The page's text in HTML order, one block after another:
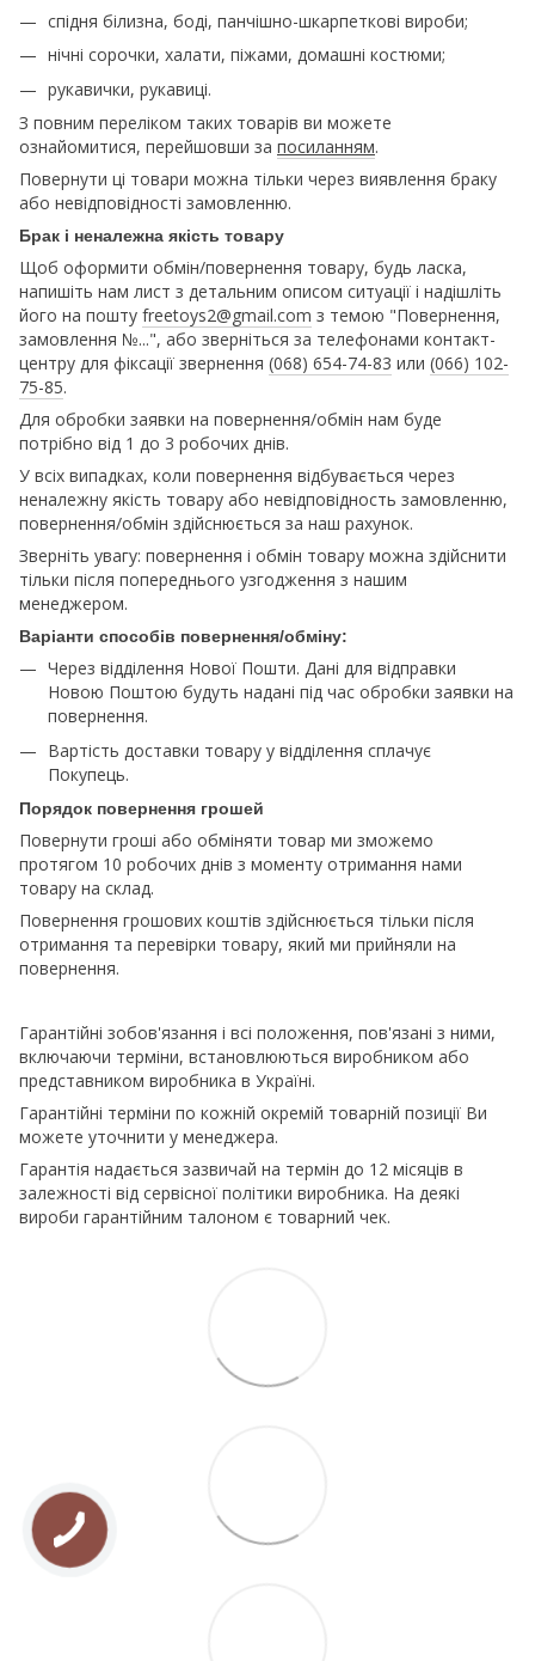
спідня білизна, боді, панчішно-шкарпеткові вироби;
нічні сорочки, халати, піжами, домашні костюми;
рукавички, рукавиці.
З повним переліком таких товарів ви можете
ознайомитися, перейшовши за посиланням.
Повернути ці товари можна тільки через виявлення браку
або невідповідності замовленню.
Брак і неналежна якість товару
Щоб оформити обмін/повернення товару, будь ласка,
напишіть нам лист з детальним описом ситуації і надішліть
його на пошту freetoys2@gmail.com з темою "Повернення,
замовлення №...", або зверніться за телефонами контакт-
центру для фіксації звернення (068) 654-74-83 или (066) 102-
75-85.
Для обробки заявки на повернення/обмін нам буде
потрібно від 1 до 3 робочих днів.
У всіх випадках, коли повернення відбувається через
неналежну якість товару або невідповідность замовленню,
повернення/обмін здійснюється за наш рахунок.
Зверніть увагу: повернення і обмін товару можна здійснити
тільки після попереднього узгодження з нашим
менеджером.
Варіанти способів повернення/обміну:
Через відділення Нової Пошти. Дані для відправки
Новою Поштою будуть надані під час обробки заявки на
повернення.
Вартість доставки товару у відділення сплачує
Покупець.
Порядок повернення грошей
Повернути гроші або обміняти товар ми зможемо
протягом 10 робочих днів з моменту отримання нами
товару на склад.
Повернення грошових коштів здійснюється тільки після
отримання та перевірки товару, який ми прийняли на
повернення.
Гарантійні зобов'язання і всі положення, пов'язані з ними,
включаючи терміни, встановлюються виробником або
представником виробника в Україні.
Гарантійні терміни по кожній окремій товарній позиції Ви
можете уточнити у менеджера.
Гарантія надається зазвичай на термін до 12 місяців в
залежності від сервісної політики виробника. На деякі
вироби гарантійним талоном є товарний чек.